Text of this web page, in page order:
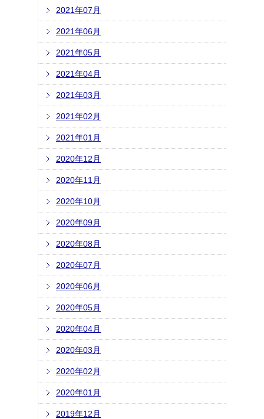
2021年07月
2021年06月
2021年05月
2021年04月
2021年03月
2021年02月
2021年01月
2020年12月
2020年11月
2020年10月
2020年09月
2020年08月
2020年07月
2020年06月
2020年05月
2020年04月
2020年03月
2020年02月
2020年01月
2019年12月